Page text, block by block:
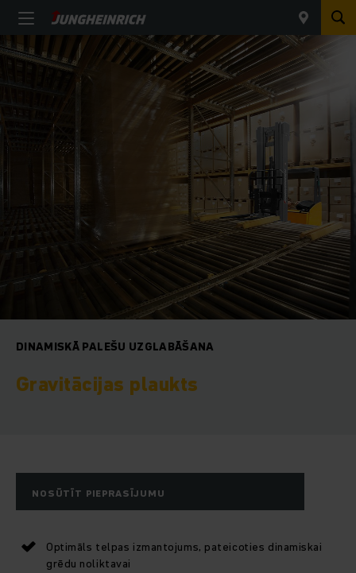
DINAMISKĀ PALEŠU UZGLABĀŠANA
Gravitācijas plaukts
NOSŪTĪT PIEPRASĪJUMU
Optimāls telpas izmantojums, pateicoties dinamiskai
grēdu noliktavai